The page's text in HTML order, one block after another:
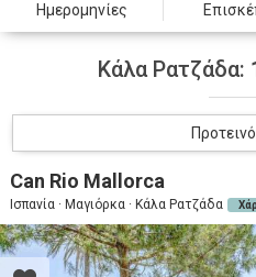
Ημερομηνίες
Κάλα Ρατζάδα:
Can Rio Mallorca
Ισπανία · Μαγιόρκα · Κάλα Ρατζάδα